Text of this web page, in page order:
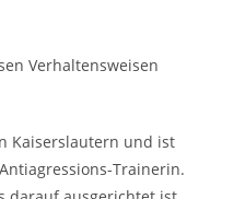
Verhaltensweisen
Kaiserslautern und ist
Trainerin.